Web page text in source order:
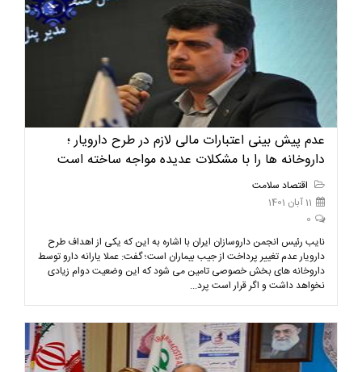
عدم پیش بینی اعتبارات مالی لازم در طرح دارویار ؛
داروخانه ها را با مشکلات عدیده مواجه ساخته است
اقتصاد سلامت
11 آبان 1401
0
نایب رئیس انجمن داروسازان ایران با اشاره به این که یکی از اهداف طرح
دارویار عدم تغییر پرداخت از جیب بیماران است؛ گفت: عملا یارانه دارو توسط
داروخانه های بخش خصوصی تامین می شود که این وضعیت دوام زیادی
نخواهد داشت و اگر قرار است پرد...